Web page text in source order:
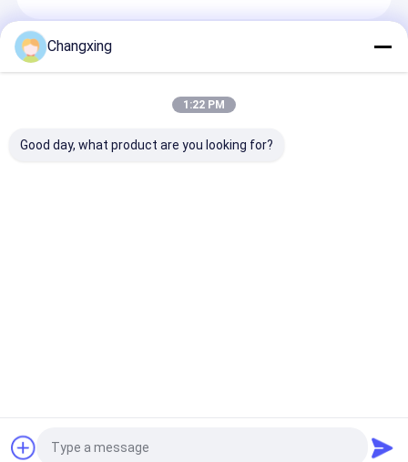
अनुशंसित उत्पाद
Changxing
1:22 PM
Good day, what product are you looking for?